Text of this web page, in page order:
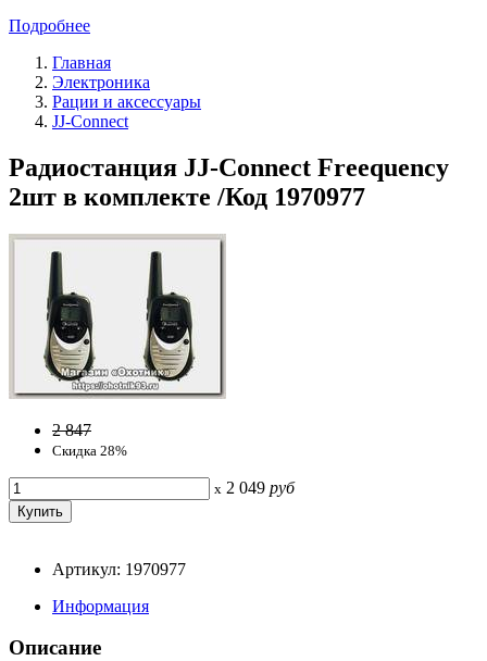
Подробнее
Главная
Электроника
Рации и аксессуары
JJ-Connect
Радиостанция JJ-Connect Freequency
2шт в комплекте /Код 1970977
2 847
Скидка 28%
x 2 049 руб
Артикул: 1970977
Информация
Описание